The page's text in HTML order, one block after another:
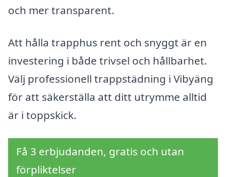
och mer transparent.
Att hålla trapphus rent och snyggt är en
investering i både trivsel och hållbarhet.
Välj professionell trappstädning i Vibyäng
för att säkerställa att ditt utrymme alltid
är i toppskick.
Få 3 erbjudanden, gratis och utan
förpliktelser